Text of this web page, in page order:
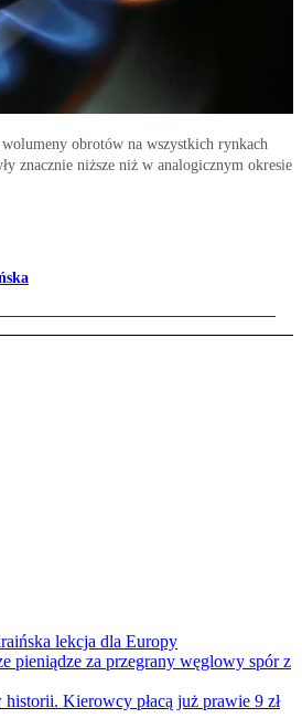
obrotów na wszystkich rynkach
znacznie niższe niż w analogicznym okresie
lekcja dla Europy
pieniądze za przegrany węglowy spór z
Kierowcy płacą już prawie 9 zł